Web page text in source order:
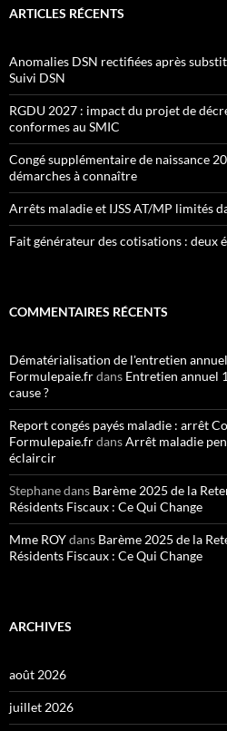
ARTICLES RÉCENTS
Anomalies DSN rectifiées après
Suivi DSN
RGDU 2027 : impact du projet de
conformes au SMIC
Congé supplémentaire de naissance
démarches à connaître
Arrêts maladie et IJSS AT/MP limités
Fait générateur des cotisations : deux
COMMENTAIRES RÉCENTS
Dématérialisation de l'entretien
Formulepaie.frdans Entretien annuel
cause ?
Report congés payés maladie : arrêt
Formulepaie.frdansArrêt maladie
éclaircir
Stephanedans Barème 2025 de la
Résidents Fiscaux : Ce Qui Change
Mme ROYdans Barème 2025 de la
Résidents Fiscaux : Ce Qui Change
ARCHIVES
août 2026
juillet 2026